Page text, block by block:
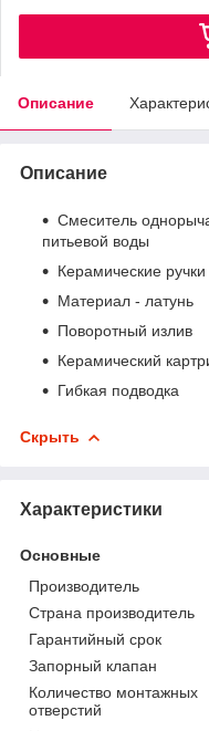
Описание
Описание
Смеситель
питьевой воды
Керамические ручки
Материал - латунь
Поворотный излив
Керамический
Гибкая подводка
Скрыть
Характеристики
Основные
Производитель
Страна производитель
Гарантийный срок
Запорный клапан
Количество монтажных
отверстий